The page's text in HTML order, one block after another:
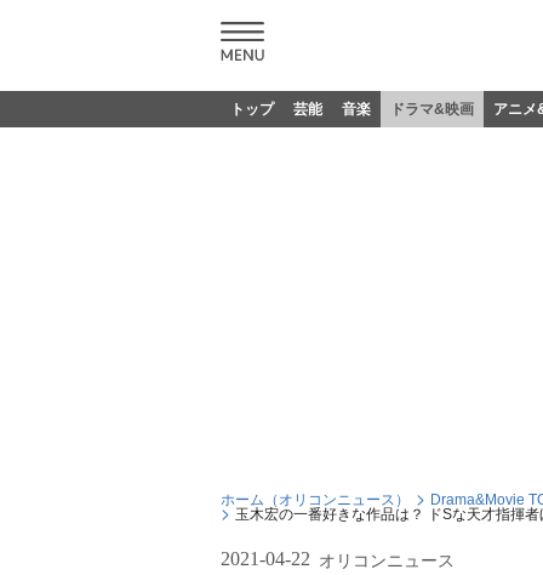
トップ 芸能 音楽 ドラマ&映画 アニメ
ホーム（オリコンニュース）
Drama&Movie
玉木宏の一番好きな作品は？ ドSな天才指揮
2021-04-22 オリコンニュース